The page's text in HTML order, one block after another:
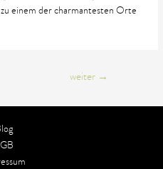
einem der charmantesten Orte
weiter →